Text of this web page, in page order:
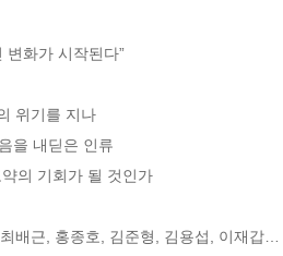
변화가 시작된다”
위기를 지나
을 내딛은 인류
의 기회가 될 것인가
배근, 홍종호, 김준형, 김용섭, 이재갑…